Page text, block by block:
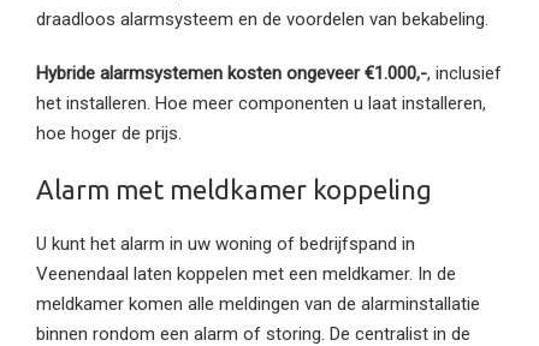
draadloos alarmsysteem en de voordelen van bekabeling.
Hybride alarmsystemen kosten ongeveer €1.000,-, inclusief
het installeren. Hoe meer componenten u laat installeren,
hoe hoger de prijs.
Alarm met meldkamer koppeling
U kunt het alarm in uw woning of bedrijfspand in
Veenendaal laten koppelen met een meldkamer. In de
meldkamer komen alle meldingen van de alarminstallatie
binnen rondom een alarm of storing. De centralist in de